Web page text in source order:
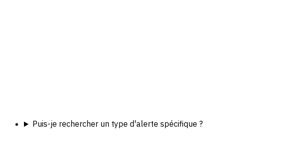
Puis-je rechercher un type d'alerte spécifique ?